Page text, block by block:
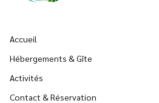
Accueil
Hébergements & Gîte
Activités
Contact & Réservation